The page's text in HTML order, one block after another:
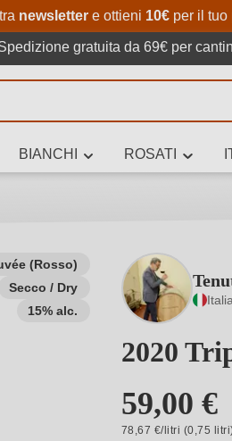
Passa al
Salta alla ricerca
Passa alla
newsletter e ottieni 10€ per il tuo
gratuita da 69€ per
BIANCHI ROSATI
(Rosso)
Secco / Dry
15% alc.
Italia
2020
59,00 €
78,67 €/litri (0,75
– per gusto, occasione, nome del vino,
altri criteri.